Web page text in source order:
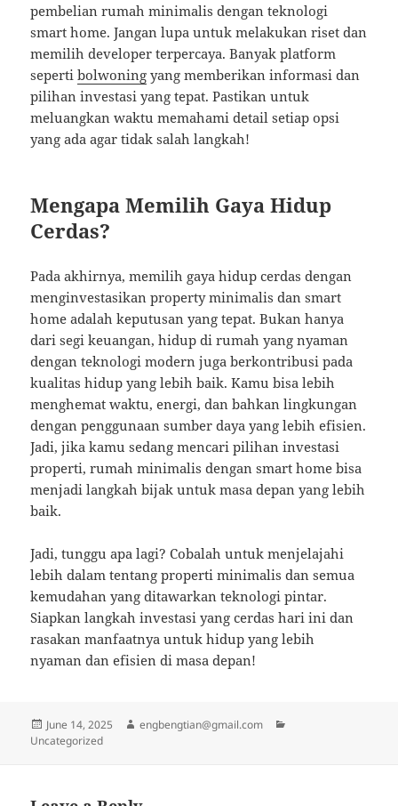
pembelian rumah minimalis dengan teknologi
smart home. Jangan lupa untuk melakukan riset dan
memilih developer terpercaya. Banyak platform
sepertibolwoning yang memberikan informasi dan
pilihan investasi yang tepat. Pastikan untuk
meluangkan waktu memahami detail setiap opsi
yang ada agar tidak salah langkah!
Mengapa Memilih Gaya Hidup
Cerdas?
Pada akhirnya, memilih gaya hidup cerdas dengan
menginvestasikan property minimalis dan smart
home adalah keputusan yang tepat. Bukan hanya
dari segi keuangan, hidup di rumah yang nyaman
dengan teknologi modern juga berkontribusi pada
kualitas hidup yang lebih baik. Kamu bisa lebih
menghemat waktu, energi, dan bahkan lingkungan
dengan penggunaan sumber daya yang lebih efisien.
Jadi, jika kamu sedang mencari pilihan investasi
properti, rumah minimalis dengan smart home bisa
menjadi langkah bijak untuk masa depan yang lebih
baik.
Jadi, tunggu apa lagi? Cobalah untuk menjelajahi
lebih dalam tentang properti minimalis dan semua
kemudahan yang ditawarkan teknologi pintar.
Siapkan langkah investasi yang cerdas hari ini dan
rasakan manfaatnya untuk hidup yang lebih
nyaman dan efisien di masa depan!
Posted
on
June 14, 2025 Author
engbengtian@gmail.com
Uncategorized